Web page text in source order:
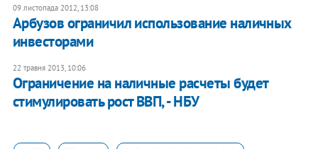
09 листопада 2012, 13:08
Арбузов ограничил использование наличных
инвесторами
22 травня 2013, 10:06
Ограничение на наличные расчеты будет
стимулировать рост ВВП, - НБУ